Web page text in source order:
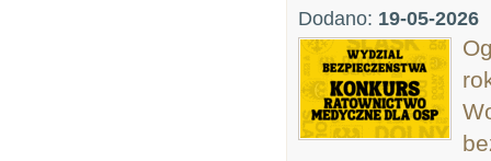
Dodano: 19-05-2026